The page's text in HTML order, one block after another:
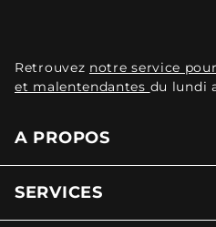
Retrouvez notre service
et malentendantes du lundi
A PROPOS
SERVICES